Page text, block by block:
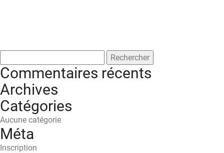
Commentaires récents
Archives
Catégories
Aucune catégorie
Méta
Inscription